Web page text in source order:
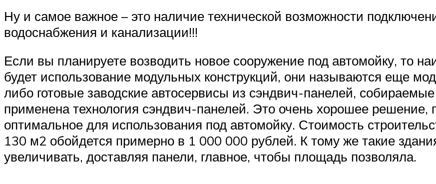
Ну и самое важное – это наличие технической возможности
водоснабжения и канализации!!!
Если вы планируете возводить новое сооружение под автомойку, то
будет использование модульных конструкций, они называются еще
либо готовые заводские автосервисы из сэндвич-панелей,
применена технология сэндвич-панелей. Это очень хорошее
оптимальное для использования под автомойку. Стоимость
130 м2 обойдется примерно в 1 000 000 рублей. К тому же такие
увеличивать, доставляя панели, главное, чтобы площадь позволяла.